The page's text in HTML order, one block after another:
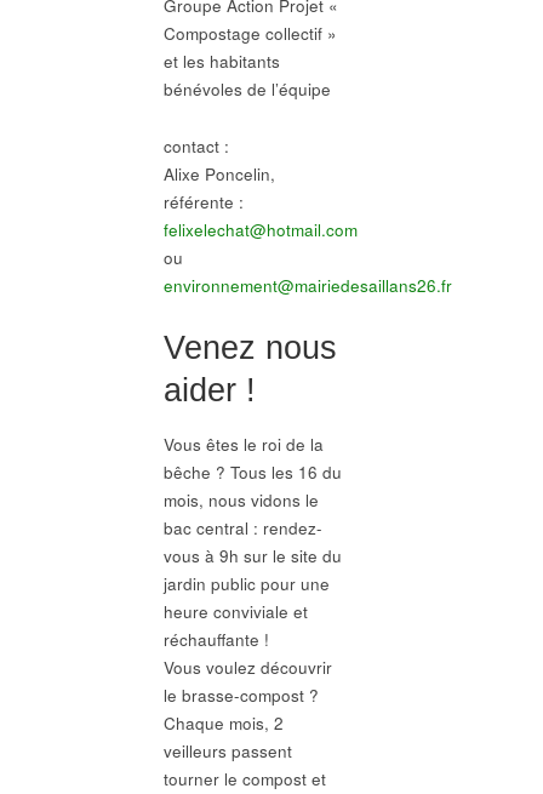
Groupe Action Projet «
Compostage collectif »
et les habitants
bénévoles de l’équipe
contact :
Alixe Poncelin,
référente :
felixelechat@hotmail.com
ou
environnement@mairiedesaillans26.fr
Venez nous
aider !
Vous êtes le roi de la
bêche ? Tous les 16 du
mois, nous vidons le
bac central : rendez-
vous à 9h sur le site du
jardin public pour une
heure conviviale et
réchauffante !
Vous voulez découvrir
le brasse-compost ?
Chaque mois, 2
veilleurs passent
tourner le compost et